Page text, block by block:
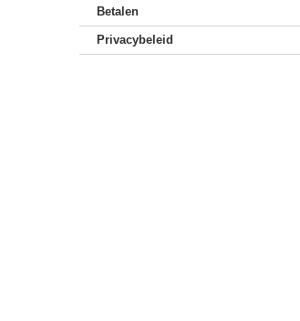
Betalen
Privacybeleid